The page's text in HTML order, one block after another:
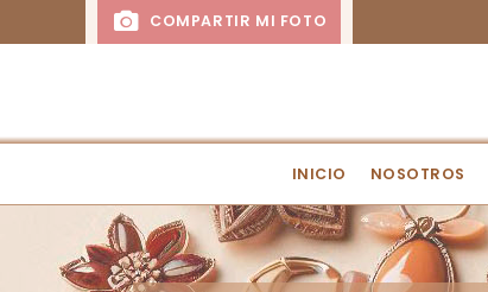
COMPARTIR MI FOTO
INICIO NOSOTROS